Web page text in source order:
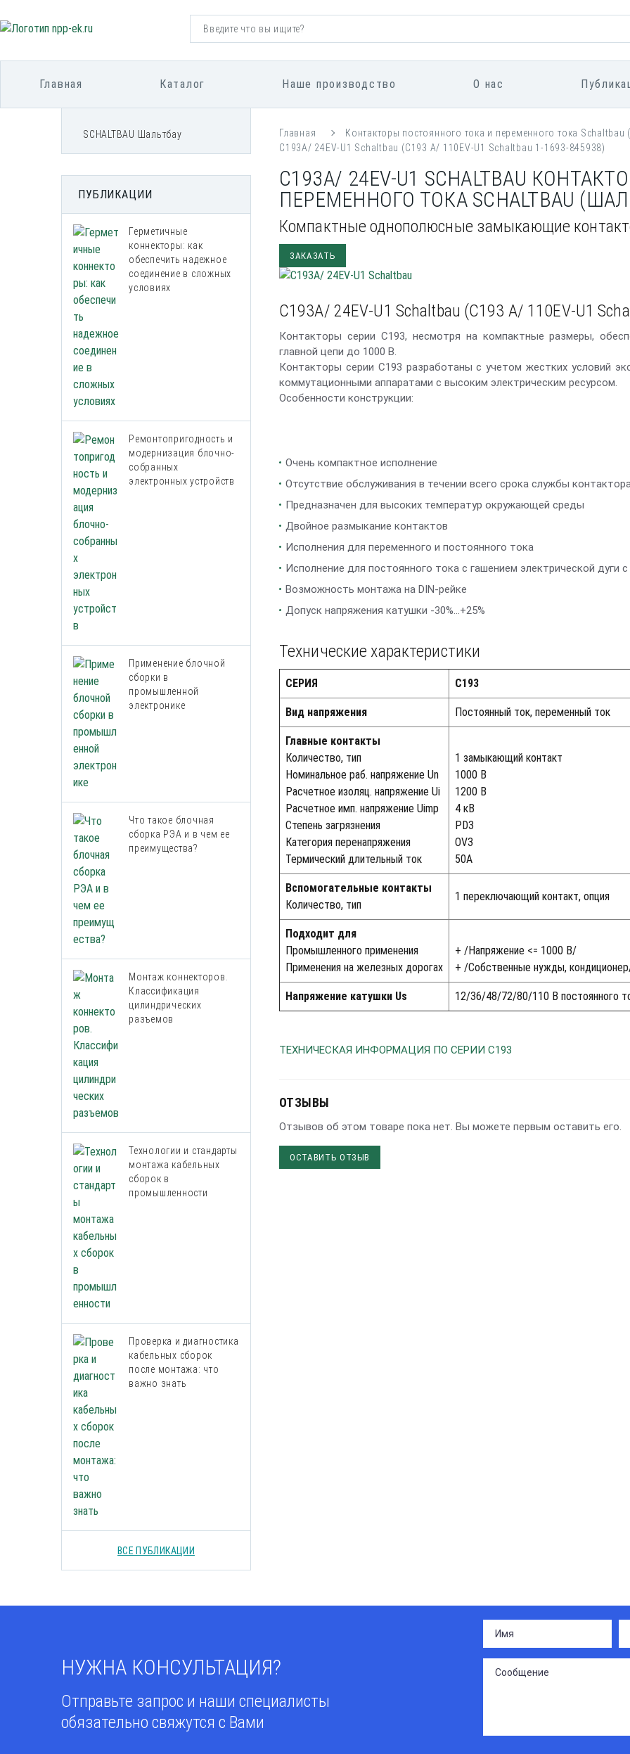
Главная Каталог Наше производство О нас
SCHALTBAU Шальтбау
ПУБЛИКАЦИИ
Герметичные
коннекторы: как
обеспечить надежное
соединение в сложных
условиях
Ремонтопригодность и
модернизация блочно-
собранных
электронных устройств
Применение блочной
сборки в
промышленной
электронике
Что такое блочная
сборка РЭА и в чем ее
преимущества?
Монтаж коннекторов.
Классификация
цилиндрических
разъемов
Технологии и стандарты
монтажа кабельных
сборок в
промышленности
Проверка и диагностика
кабельных сборок
после монтажа: что
важно знать
ВСЕ ПУБЛИКАЦИИ
Главная
Контакторы постоянного тока и переменного тока Sсhaltbau
С193А/ 24EV-U1 Schaltbau (С193 А/ 110EV-U1 Schaltbau 1-1693-845938)
С193А/ 24EV-U1 SCHALTBAU
ПЕРЕМЕННОГО ТОКА SСHALTBAU
Компактные однополюсные замыкающие
ЗАКАЗАТЬ
С193А/ 24EV-U1 Schaltbau (С193 А/ 110EV-U1
Контакторы серии С193, несмотря на компактные размеры,
главной цепи до 1000 В.
Контакторы серии С193 разработаны с учетом жестких условий
коммутационными аппаратами с высоким электрическим ресурсом.
Особенности конструкции:
Очень компактное исполнение
Отсутствие обслуживания в течении всего срока службы
Предназначен для высоких температур окружающей среды
Двойное размыкание контактов
Исполнения для переменного и постоянного тока
Исполнение для постоянного тока с гашением электрической дуги
Возможность монтажа на DIN-рейке
Допуск напряжения катушки -30%...+25%
Технические характеристики
СЕРИЯ С193
Вид напряжения Постоянный ток, переменный ток
Главные контакты
Количество, тип
Номинальное раб. напряжение Un
Расчетное изоляц. напряжение Ui
Расчетное имп. напряжение Uimp
Степень загрязнения
Категория перенапряжения
Термический длительный ток
1 замыкающий контакт
1000 В
1200 В
4 кВ
PD3
OV3
50А
Вспомогательные контакты
Количество, тип
1 переключающий контакт, опция
Подходит для
Промышленного применения
Применения на железных дорогах
+ /Напряжение <= 1000 В/
+ /Собственные нужды,
Напряжение катушки Us 12/36/48/72/80/110 В постоянного
ТЕХНИЧЕСКАЯ ИНФОРМАЦИЯ ПО СЕРИИ С193
ОТЗЫВЫ
Отзывов об этом товаре пока нет. Вы можете первым оставить его.
ОСТАВИТЬ ОТЗЫВ
НУЖНА КОНСУЛЬТАЦИЯ?
Отправьте запрос и наши специалисты
обязательно свяжутся с Вами